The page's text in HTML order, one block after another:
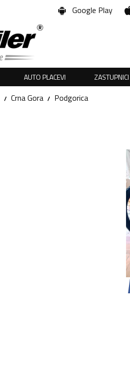
Google Play
AUTO PLACEVI ZASTUPNICI
Crna Gora Podgorica